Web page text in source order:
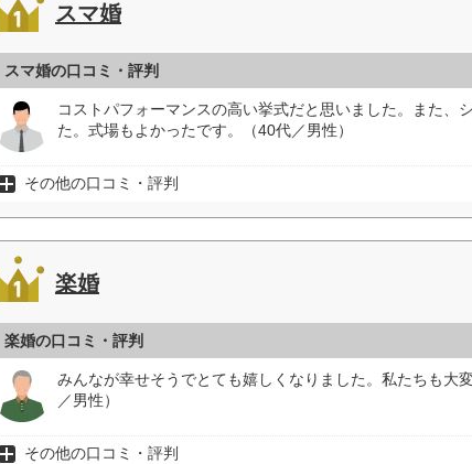
スマ婚
スマ婚の口コミ・評判
コストパフォーマンスの高い挙式だと思いました。また、
た。式場もよかったです。（40代／男性）
その他の口コミ・評判
楽婚
楽婚の口コミ・評判
みんなが幸せそうでとても嬉しくなりました。私たちも大
／男性）
その他の口コミ・評判